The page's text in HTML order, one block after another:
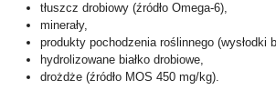
tłuszcz drobiowy (źródło Omega-6),
minerały,
produkty pochodzenia roślinnego (wysłodki
hydrolizowane białko drobiowe,
drożdże (źródło MOS 450 mg/kg).